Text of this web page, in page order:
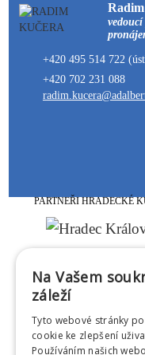
+420 495 514 722
+420 702 231 088
PARTNEŘI HRADECKÉ
Na Vašem
záleží
Tyto webové stránky
cookie ke zlepšení
Používáním našich